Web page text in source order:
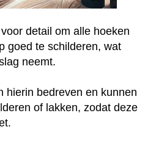
detail om alle hoeken
goed te schilderen, wat
neemt.
hierin bedreven en kunnen
of lakken, zodat deze